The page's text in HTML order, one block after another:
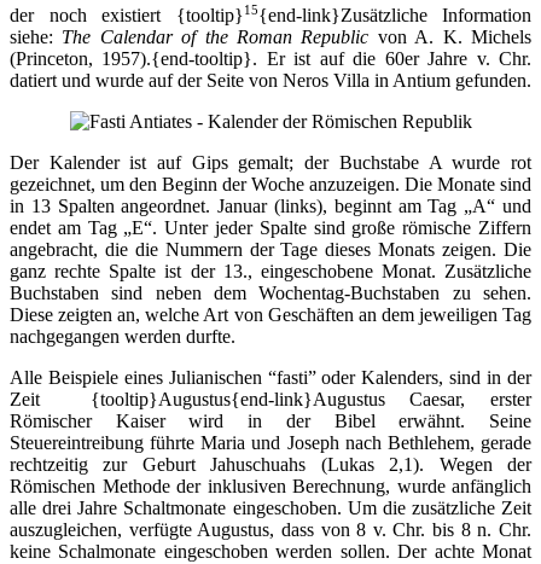
der noch existiert {tooltip}15{end-link}Zusätzliche Information
siehe: The Calendar of the Roman Republic von A. K. Michels
(Princeton, 1957).{end-tooltip}. Er ist auf die 60er Jahre v. Chr.
datiert und wurde auf der Seite von Neros Villa in Antium gefunden.
Der Kalender ist auf Gips gemalt; der Buchstabe A wurde rot
gezeichnet, um den Beginn der Woche anzuzeigen. Die Monate sind
in 13 Spalten angeordnet. Januar (links), beginnt am Tag „A“ und
endet am Tag „E“. Unter jeder Spalte sind große römische Ziffern
angebracht, die die Nummern der Tage dieses Monats zeigen. Die
ganz rechte Spalte ist der 13., eingeschobene Monat. Zusätzliche
Buchstaben sind neben dem Wochentag-Buchstaben zu sehen.
Diese zeigten an, welche Art von Geschäften an dem jeweiligen Tag
nachgegangen werden durfte.
Alle Beispiele eines Julianischen “fasti” oder Kalenders, sind in der
Zeit {tooltip}Augustus{end-link}Augustus Caesar, erster
Römischer Kaiser wird in der Bibel erwähnt. Seine
Steuereintreibung führte Maria und Joseph nach Bethlehem, gerade
rechtzeitig zur Geburt Jahuschuahs (Lukas 2,1). Wegen der
Römischen Methode der inklusiven Berechnung, wurde anfänglich
alle drei Jahre Schaltmonate eingeschoben. Um die zusätzliche Zeit
auszugleichen, verfügte Augustus, dass von 8 v. Chr. bis 8 n. Chr.
keine Schalmonate eingeschoben werden sollen. Der achte Monat